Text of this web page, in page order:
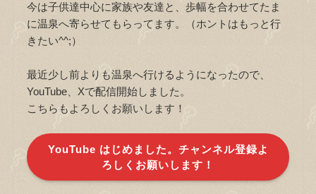
今は子供達中心に家族や友達と、歩幅を合わせてたま
に温泉へ寄らせてもらってます。（ホントはもっと行
きたい^^;）
最近少し前よりも温泉へ行けるようになったので、
YouTube、Xで配信開始しました。
こちらもよろしくお願いします！
YouTube はじめました。チャンネル登録よ
ろしくお願いします！